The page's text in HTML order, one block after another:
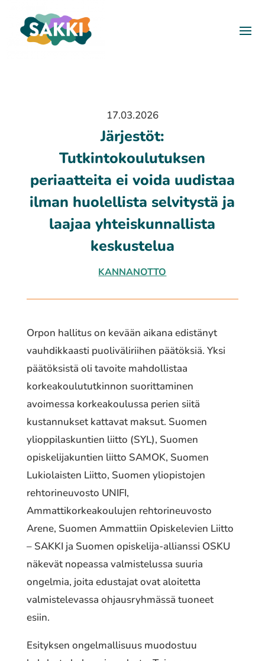
17.03.2026
Järjestöt:
Tutkintokoulutuksen
periaatteita ei voida uudistaa
ilman huolellista selvitystä ja
laajaa yhteiskunnallista
keskustelua
KANNANOTTO
Orpon hallitus on kevään aikana edistänyt
vauhdikkaasti puoliväliriihen päätöksiä. Yksi
päätöksistä oli tavoite mahdollistaa
korkeakoulututkinnon suorittaminen
avoimessa korkeakoulussa perien siitä
kustannukset kattavat maksut. Suomen
ylioppilaskuntien liitto (SYL), Suomen
opiskelijakuntien liitto SAMOK, Suomen
Lukiolaisten Liitto, Suomen yliopistojen
rehtorineuvosto UNIFI,
Ammattikorkeakoulujen rehtorineuvosto
Arene, Suomen Ammattiin Opiskelevien Liitto
– SAKKI ja Suomen opiskelija-allianssi OSKU
näkevät nopeassa valmistelussa suuria
ongelmia, joita edustajat ovat aloitetta
valmistelevassa ohjausryhmässä tuoneet
esiin.
Esityksen ongelmallisuus muodostuu